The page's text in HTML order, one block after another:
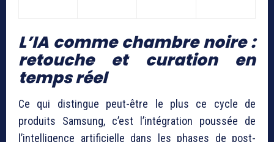
L’IA comme chambre noire :
retouche et curation en
temps réel
Ce qui distingue peut-être le plus ce cycle de
produits Samsung, c’est l’intégration poussée de
l’intelligence artificielle dans les phases de post-